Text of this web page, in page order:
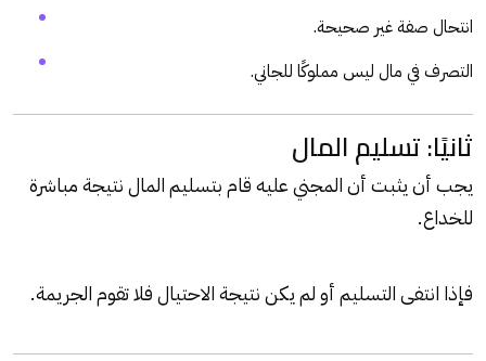
انتحال صفة غير صحيحة.
التصرف في مال ليس مملوكًا للجاني.
ثانيًا: تسليم المال
يجب أن يثبت أن المجني عليه قام بتسليم المال نتيجة مباشرة
للخداع.
فإذا انتفى التسليم أو لم يكن نتيجة الاحتيال فلا تقوم الجريمة.